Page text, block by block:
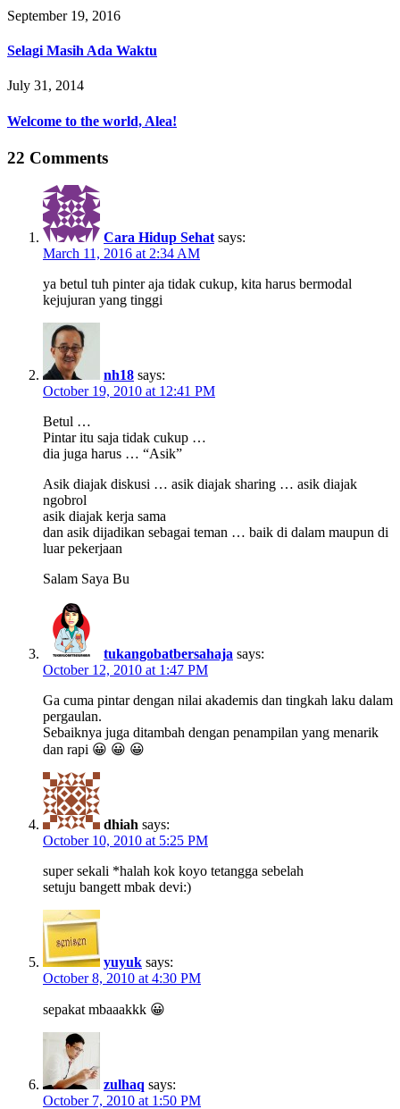
September 19, 2016
Selagi Masih Ada Waktu
July 31, 2014
Welcome to the world, Alea!
22 Comments
Cara Hidup Sehat says:
March 11, 2016 at 2:34 AM
ya betul tuh pinter aja tidak cukup, kita harus bermodal
kejujuran yang tinggi
nh18 says:
October 19, 2010 at 12:41 PM
Betul …
Pintar itu saja tidak cukup …
dia juga harus … “Asik”
Asik diajak diskusi … asik diajak sharing … asik diajak
ngobrol
asik diajak kerja sama
dan asik dijadikan sebagai teman … baik di dalam maupun di
luar pekerjaan
Salam Saya Bu
tukangobatbersahaja says:
October 12, 2010 at 1:47 PM
Ga cuma pintar dengan nilai akademis dan tingkah laku dalam
pergaulan.
Sebaiknya juga ditambah dengan penampilan yang menarik
dan rapi 😀 😀 😀
dhiah says:
October 10, 2010 at 5:25 PM
super sekali *halah kok koyo tetangga sebelah
setuju bangett mbak devi:)
yuyuk says:
October 8, 2010 at 4:30 PM
sepakat mbaaakkk 😀
zulhaq says:
October 7, 2010 at 1:50 PM